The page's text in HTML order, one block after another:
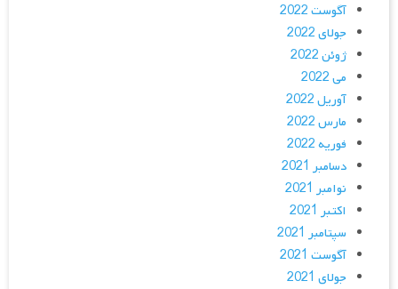
آگوست 2022
جولای 2022
ژوئن 2022
می 2022
آوریل 2022
مارس 2022
فوریه 2022
دسامبر 2021
نوامبر 2021
اکتبر 2021
سپتامبر 2021
آگوست 2021
جولای 2021